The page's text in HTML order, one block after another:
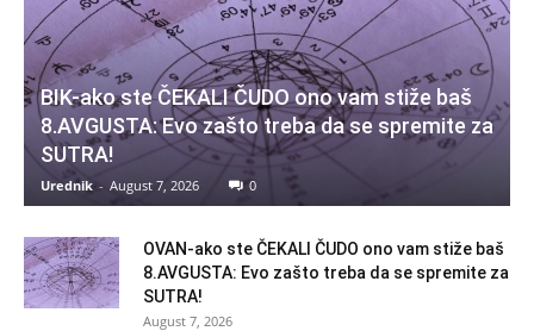
BIK-ako ste ČEKALI ČUDO ono vam stiže baš
8.AVGUSTA: Evo zašto treba da se spremite za
SUTRA!
Urednik - August 7, 2026 0
OVAN-ako ste ČEKALI ČUDO ono vam stiže baš
8.AVGUSTA: Evo zašto treba da se spremite za
SUTRA!
August 7, 2026